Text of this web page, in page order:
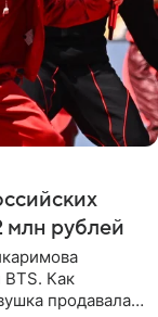
млн рублей
Как
продавала